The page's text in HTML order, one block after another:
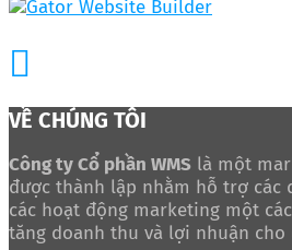
VỀ CHÚNG TÔI
Công ty Cổ phần WMS là một
được thành lập nhằm hỗ trợ các
các hoạt động marketing một
tăng doanh thu và lợi nhuận cho